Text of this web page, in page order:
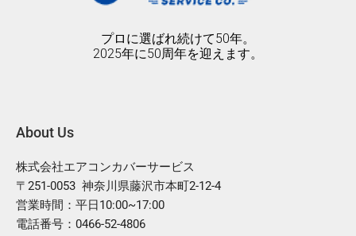
プロに選ばれ続けて50年。
2025年に50周年を迎えます。
About Us
株式会社エアコンカバーサービス
〒251-0053 神奈川県藤沢市本町2-12-4
営業時間：平日10:00~17:00
電話番号：0466-52-4806